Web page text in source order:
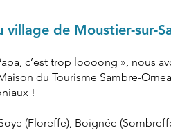
village de Moustier-sur-
c’est trop loooong », nous
du Tourisme Sambre-
!
(Floreffe), Boignée